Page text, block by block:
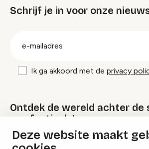
Deze website maakt
Schrijf je in voor onze
Ik ga akkoord met de privacy
Ontdek de wereld achter de
van festivals!
Lees onze Festival